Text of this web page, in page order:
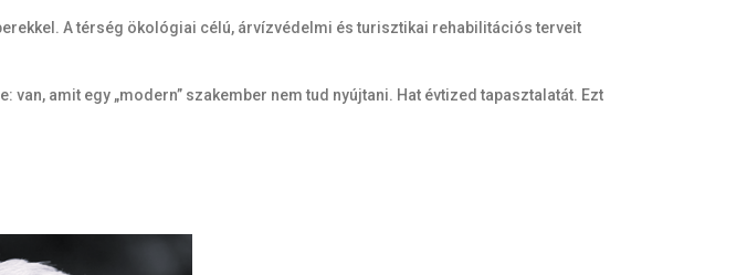
A térség ökológiai célú, árvízvédelmi és turisztikai rehabilitációs terveit
amit egy „modern” szakember nem tud nyújtani. Hat évtized tapasztalatát. Ezt